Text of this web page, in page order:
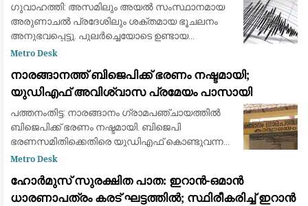
ഗുവാഹത്തി: അസമിലും അയൽ സംസ്ഥാനമായ
അരുണാചൽ പ്രദേശിലും ശക്തമായ ഭൂചലനം
അനുഭവപ്പെട്ടു. പുലർച്ചെയോടെ ഉണ്ടായ
ഭൂചലനത്തെ തുടർന്ന് പരിഭ്രാന്തരായ ജനങ്ങൾ
പുറത്തേക്ക് ഓടിരക
Metro Desk
നാരങ്ങാനത്ത് ബിജെപിക്ക് ഭരണം നഷ്ടമായി;
യുഡിഎഫ് അവിശ്വാസ പ്രമേയം പാസായി
പത്തനംതിട്ട: നാരങ്ങാനം ഗ്രാമപഞ്ചായത്തിൽ
ബിജെപിക്ക് ഭരണം നഷ്ടമായി. ബിജെപി
ഭരണസമിതിക്കെതിരെ യുഡിഎഫ് കൊണ്ടുവന്ന
അവിശ്വാസ പ്രമേയം പാസായതോടെയാണ്
നറുക്കെടുപ്പിലൂടെ അധികാരത്ത
Metro Desk
ഹോർമുസ് സുരക്ഷിത പാത: ഇറാൻ-ഒമാൻ
ധാരണാപത്രം കരട് ഘട്ടത്തിൽ; സ്ഥിരീകരിച്ച് ഇറാൻ